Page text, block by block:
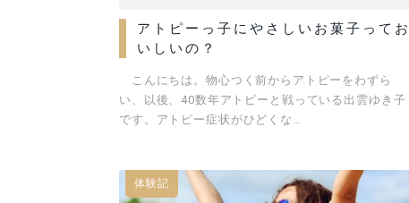
アトピーっ子にやさしいお菓子ってお
いしいの？
こんにちは。物心つく前からアトピーをわずら
い、以後、40数年アトピーと戦っている出雲ゆき子
です。アトピー症状がひどくな…
体験記